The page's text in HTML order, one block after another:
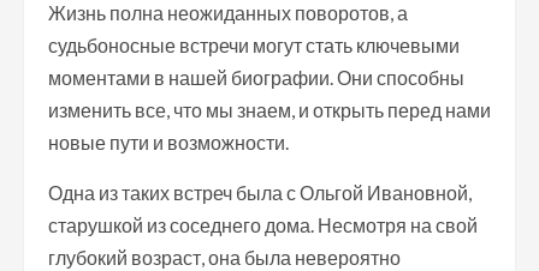
Жизнь полна неожиданных поворотов, а
судьбоносные встречи могут стать ключевыми
моментами в нашей биографии. Они способны
изменить все, что мы знаем, и открыть перед нами
новые пути и возможности.
Одна из таких встреч была с Ольгой Ивановной,
старушкой из соседнего дома. Несмотря на свой
глубокий возраст, она была невероятно